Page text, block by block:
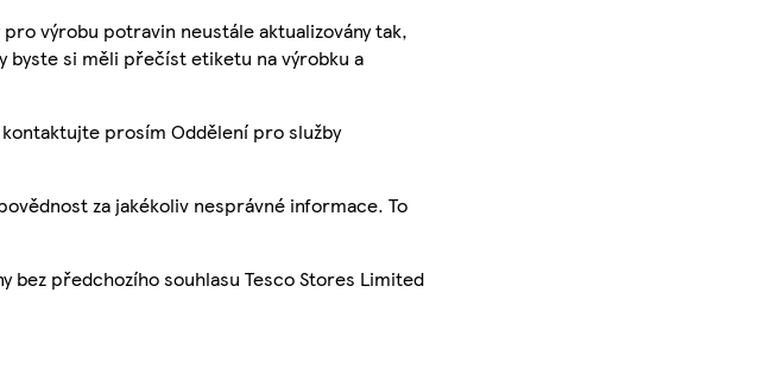
výrobu potravin neustále aktualizovány tak,
byste si měli přečíst etiketu na výrobku a
prosím Oddělení pro služby
za jakékoliv nesprávné informace. To
bez předchozího souhlasu Tesco Stores Limited